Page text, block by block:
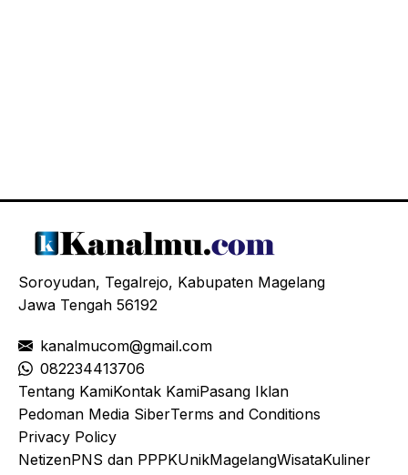
Soroyudan, Tegalrejo, Kabupaten Magelang
Jawa Tengah 56192
kanalmucom@gmail.com
082234413706
Tentang KamiKontak KamiPasang Iklan
Pedoman Media SiberTerms and Conditions
Privacy Policy
NetizenPNS dan PPPKUnikMagelangWisataKuliner